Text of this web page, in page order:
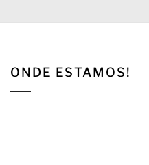
ONDE ESTAMOS!